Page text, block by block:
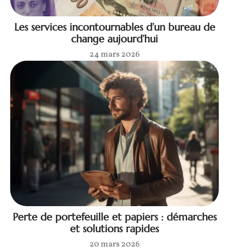
Les services incontournables d’un bureau de
change aujourd’hui
24 mars 2026
Perte de portefeuille et papiers : démarches
et solutions rapides
20 mars 2026